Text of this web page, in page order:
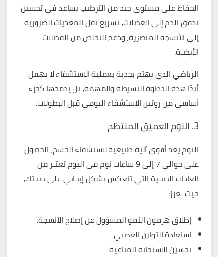
الحفاظ على مستوى جيد من الترطيب يساعد في تحسين
تدفق الدم إلى العضلات، تسريع نقل المغذيات الضرورية
إلى الأنسجة المتضررة، ودعم التخلص من الفضلات
الأيضية.
الرياضي الذي يهتم بجدية بعملية الاستشفاء لا يهمل
أبدًا هذه الخطوة البسيطة والمهمة، بل يدمجها كجزء
أساسي من روتين الاستشفاء اليومي قبل البطولات.
3. النوم العميق المنتظم
النوميعد أقوى آلية طبيعية لاستشفاء الجسم، الحصول
على حوالي 7 إلى 9 ساعات نوم في اليوم تعتبر من
العادات الصحية التي تنعكس بشكل إيجابي على صحتك،
حيث تعزز:
إطلاق هرمون النمو المسؤول عن إصلاح الأنسجة.
استعادة التوازن العصبي.
تحسين الاستجابة المناعية.